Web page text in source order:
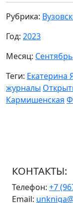
Рубрика:
Год: 2023
Месяц: Сентябрь
Теги: Екатерина
журналы
Кармишенская
КОНТАКТЫ:
Телефон: +7
Email: